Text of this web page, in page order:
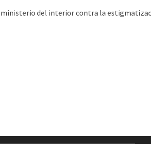
ministerio del interior contra la